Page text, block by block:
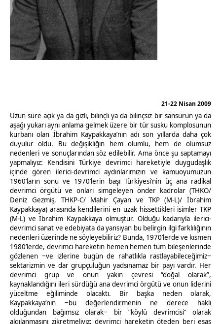
21-22 Nisan 2009
Uzun süre açık ya da gizli, bilinçli ya da bilinçsiz bir sansürün ya da
aşağı yukarı aynı anlama gelmek üzere bir tür susku komplosunun
kurbanı olan İbrahim Kaypakkaya’nın adı son yıllarda daha çok
duyulur oldu. Bu değişikliğin hem olumlu, hem de olumsuz
nedenleri ve sonuçlarından söz edilebilir. Ama önce şu saptamayı
yapmalıyız: Kendisini Türkiye devrimci hareketiyle duygudaşlık
içinde gören ilerici-devrimci aydınlarımızın ve kamuoyumuzun
1960’ların sonu ve 1970’lerin başı Türkiyesi’nin üç ana radikal
devrimci örgütü ve onları simgeleyen önder kadrolar (THKO/
Deniz Gezmiş, THKP-C/ Mahir Çayan ve TKP (M-L)/ İbrahim
Kaypakkaya) arasında kendilerini en uzak hissettikleri isimler TKP
(M-L) ve İbrahim Kaypakkaya olmuştur. Olduğu kadarıyla ilerici-
devrimci sanat ve edebiyata da yansıyan bu belirgin ilgi farklılığının
nedenleri üzerinde ne söyleyebiliriz? Bunda, 1970’lerde ve kısmen
1980’lerde, devrimci hareketin hemen hemen tüm bileşenlerinde
gözlenen ‒ve izlerine bugün de rahatlıkla rastlayabileceğimiz‒
sektarizmin ve dar grupçuluğun yadsınamaz bir payı vardır. Her
devrimci grup ve onun yakın çevresi “doğal olarak”,
kaynaklandığını ileri sürdüğü ana devrimci örgütü ve onun liderini
yüceltme eğiliminde olacaktı. Bir başka neden olarak,
Kaypakkaya’nın ‒bu değerlendirmenin ne derece haklı
olduğundan bağımsız olarak‒ bir “köylü devrimcisi” olarak
algılanmasını zikretmeliyiz; devrimci hareketin öteden beri esas